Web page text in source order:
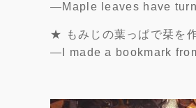
―Maple leaves have
★ もみじの葉っぱで栞を作
―I made a bookmark